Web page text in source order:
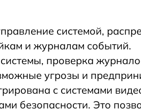
системой,
и журналам событий.
проверка
угрозы и
с системами
безопасности. Это